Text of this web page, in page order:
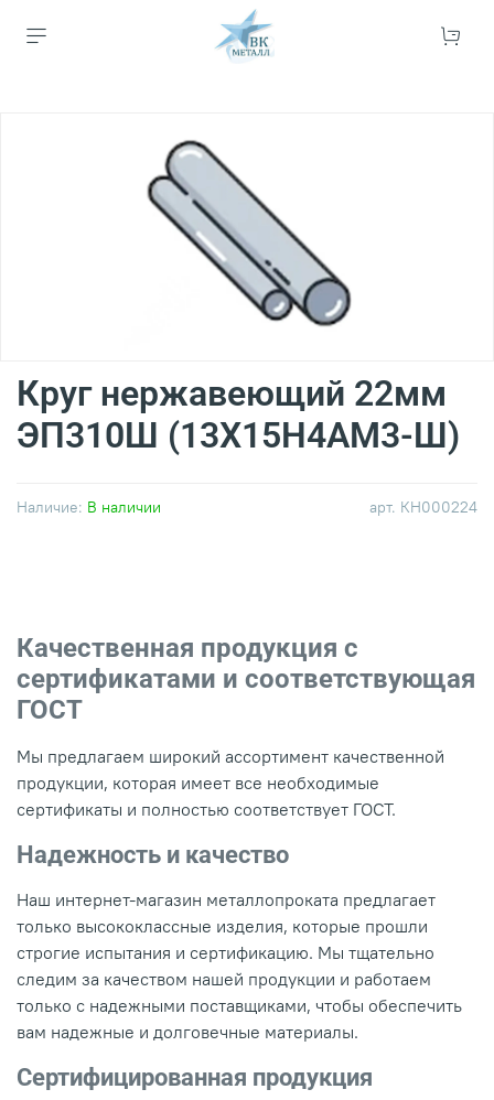
арт. КН000224
Наличие: В наличии
Круг нержавеющий 22мм
ЭП310Ш (13Х15Н4АМ3-Ш)
Качественная продукция с
сертификатами и соответствующая
ГОСТ
Мы предлагаем широкий ассортимент качественной
продукции, которая имеет все необходимые
сертификаты и полностью соответствует ГОСТ.
Надежность и качество
Наш интернет-магазин металлопроката предлагает
только высококлассные изделия, которые прошли
строгие испытания и сертификацию. Мы тщательно
следим за качеством нашей продукции и работаем
только с надежными поставщиками, чтобы обеспечить
вам надежные и долговечные материалы.
Сертифицированная продукция